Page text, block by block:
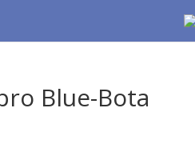
Blue-Bota